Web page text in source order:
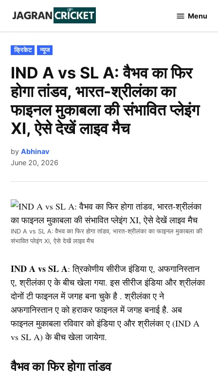
content
Cricket
Menu
POSTED
IN
क्रिकेट न्यूज
IND A vs SL A: वैभव का फिर
होगा तांडव, भारत-श्रीलंका का
फाइनल मुकाबला की संभावित प्लेइंग
XI, ऐसे देखें लाइव मैच
by Abhinav
June 20, 2026
IND A vs SL A: वैभव का फिर होगा तांडव, भारत-श्रीलंका का फाइनल मुकाबला की
संभावित प्लेइंग XI, ऐसे देखें लाइव मैच
IND A vs SL A: त्रिकोणीय सीरीज इंडिया ए, अफगानिस्तान
ए, श्रीलंका ए के बीच खेला गया. इस सीरीज इंडिया और श्रीलंका
दोनों टी फाइनल में जगह बना चुके है . श्रीलंका ए ने
अफगानिस्तान ए को हराकर फाइनल में जगह बनाई है. अब
फाइनल मुकाबला रविवार को इंडिया ए और श्रीलंका ए (IND A
vs SL A) के बीच खेला जायेगा.
वैभव का फिर होगा तांडव